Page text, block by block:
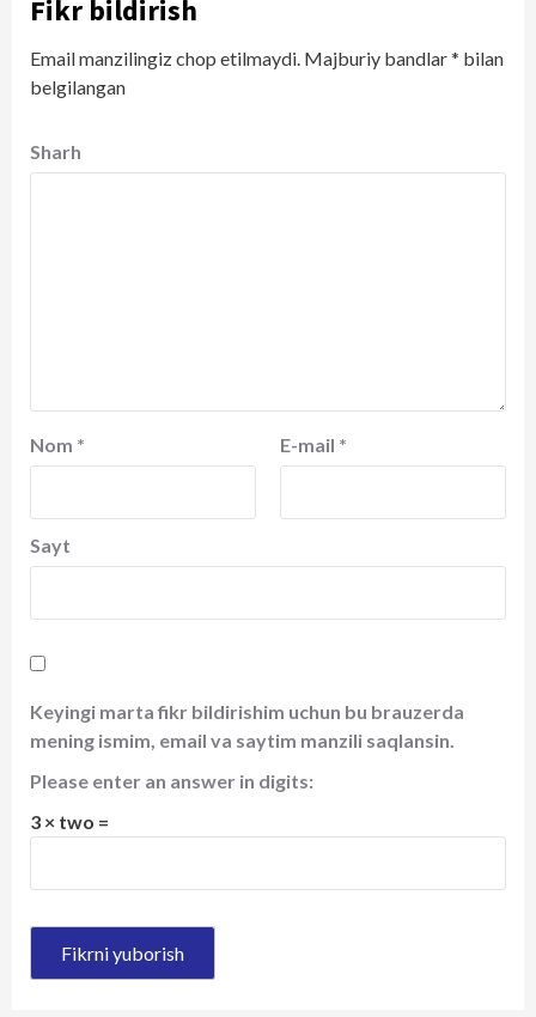
Fikr bildirish
Email manzilingiz chop etilmaydi. Majburiy bandlar* bilan
belgilangan
Sharh
Nom * E-mail *
Sayt
Keyingi marta fikr bildirishim uchun bu brauzerda
mening ismim, email va saytim manzili saqlansin.
Please enter an answer in digits:
3 × two =